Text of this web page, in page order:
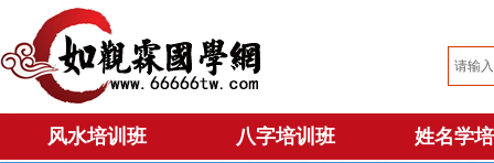
风水培训班 八字培训班 姓名学
风水培训班 八字培训班 姓名学